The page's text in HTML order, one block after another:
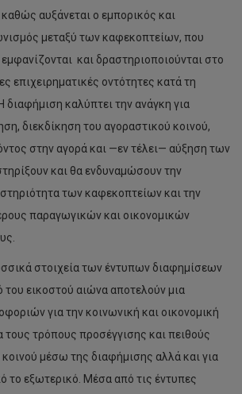
καθώς αυξάνεται ο εμπορικός και
μεταξύ των καφεκοπτείων, που
και δραστηριοποιούνται στο
επιχειρηματικές οντότητες κατά τη
διαφήμιση καλύπτει την ανάγκη για
διεκδίκηση του αγοραστικού κοινού,
στην αγορά και —εν τέλει— αύξηση των
και θα ενδυναμώσουν την
των καφεκοπτείων και την
παραγωγικών και οικονομικών
στοιχεία των έντυπων διαφημίσεων
του εικοστού αιώνα αποτελούν μια
για την κοινωνική και οικονομική
τους τρόπους προσέγγισης και πειθούς
μέσω της διαφήμισης αλλά και για
το εξωτερικό. Μέσα από τις έντυπες